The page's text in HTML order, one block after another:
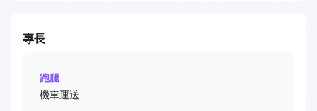
專長
跑腿
機車運送